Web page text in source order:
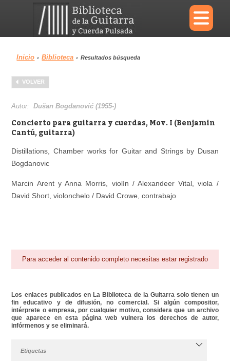
×
Menu
Biblioteca
Área personal Reproductor
Inicio › Biblioteca › Resultados búsqueda
VOLVER
Autor:Dušan Bogdanović (1955-)
Concierto para guitarra y cuerdas, Mov. I (Benjamin
Cantú, guitarra)
Distillations, Chamber works for Guitar and Strings by Dusan
Bogdanovic
Marcin Arent y Anna Morris, violín / Alexandeer Vital, viola /
David Short, violonchelo / David Crowe, contrabajo
Para acceder al contenido completo necesitas estar registrado
Los enlaces publicados en La Biblioteca de la Guitarra solo tienen un
fin educativo y de difusión, no comercial. Si algún compositor,
intérprete o empresa, por cualquier motivo, considera que un archivo
que aparece en esta página web vulnera los derechos de autor,
infórmenos y se eliminará.
Etiquetas